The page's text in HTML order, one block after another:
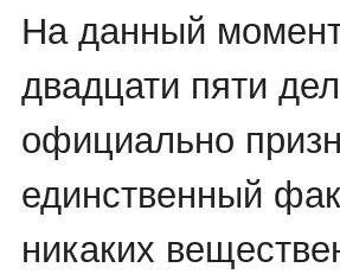
На данный
двадцати пяти
официально
единственный
никаких